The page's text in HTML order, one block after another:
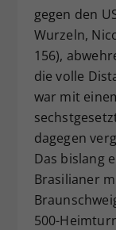
gegen den
Wurzeln,
156),
die volle
war mit
dagegen
Das bislang
Brasilianer
500-